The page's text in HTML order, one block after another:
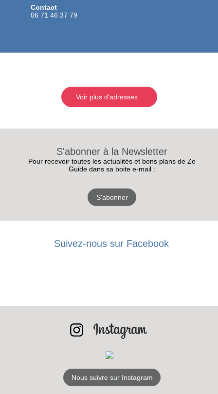
Contact
06 71 46 37 79
Voir plus d'adresses
S'abonner à la Newsletter
Pour recevoir toutes les actualités et bons plans de Ze
Guide dans sa boite e-mail :
S'abonner
Suivez-nous sur Facebook
Nous suivre sur Instagram